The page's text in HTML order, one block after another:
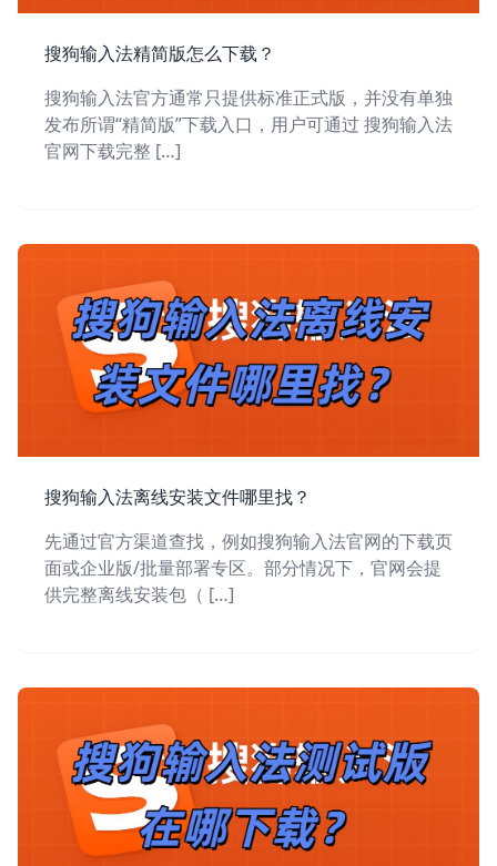
搜狗输入法精简版怎么下载？
搜狗输入法官方通常只提供标准正式版，并没有单独
发布所谓“精简版”下载入口，用户可通过 搜狗输入法
官网下载完整 […]
搜狗输入法离线安装文件哪里找？
先通过官方渠道查找，例如搜狗输入法官网的下载页
面或企业版/批量部署专区。部分情况下，官网会提
供完整离线安装包（ […]